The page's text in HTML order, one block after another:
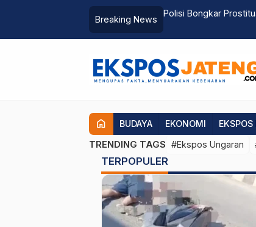
Breaking News
Polisi Bongkar
home BUDAYA EKONOMI
TRENDING TAGS #Ekspos Ungaran
TERPOPULER